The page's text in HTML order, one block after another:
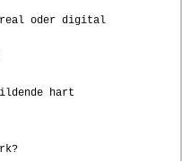
real oder digital
hart